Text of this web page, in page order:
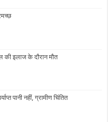
इलाज के दौरान मौत
पानी नहीं, ग्रामीण चिंतित